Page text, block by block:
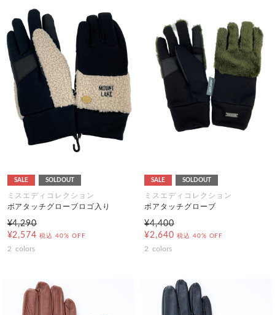
SALE SOLDOUT
ミスエディコレクション
ボアタッチグローブロゴ入り
¥4,290
¥2,574 税込 40% OFF
2 colors
SALE SOLDOUT
ミスエディコレクション
ボアタッチグローブ
¥4,400
¥2,640 税込 40% OFF
2 colors